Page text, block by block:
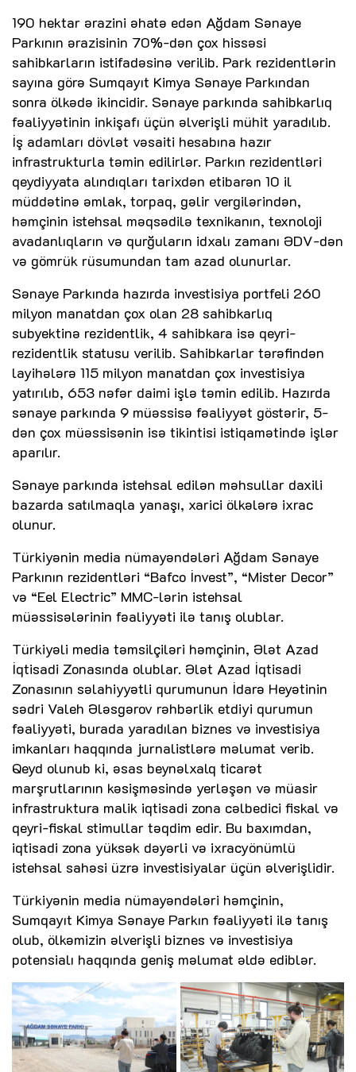
190 hektar ərazini əhatə edən Ağdam Sənaye
Parkının ərazisinin 70%-dən çox hissəsi
sahibkarların istifadəsinə verilib. Park rezidentlərin
sayına görə Sumqayıt Kimya Sənaye Parkından
sonra ölkədə ikincidir. Sənaye parkında sahibkarlıq
fəaliyyətinin inkişafı üçün əlverişli mühit yaradılıb.
İş adamları dövlət vəsaiti hesabına hazır
infrastrukturla təmin edilirlər. Parkın rezidentləri
qeydiyyata alındıqları tarixdən etibarən 10 il
müddətinə əmlak, torpaq, gəlir vergilərindən,
həmçinin istehsal məqsədilə texnikanın, texnoloji
avadanlıqların və qurğuların idxalı zamanı ƏDV-dən
və gömrük rüsumundan tam azad olunurlar.
Sənaye Parkında hazırda investisiya portfeli 260
milyon manatdan çox olan 28 sahibkarlıq
subyektinə rezidentlik, 4 sahibkara isə qeyri-
rezidentlik statusu verilib. Sahibkarlar tərəfindən
layihələrə 115 milyon manatdan çox investisiya
yatırılıb, 653 nəfər daimi işlə təmin edilib. Hazırda
sənaye parkında 9 müəssisə fəaliyyət göstərir, 5-
dən çox müəssisənin isə tikintisi istiqamətində işlər
aparılır.
Sənaye parkında istehsal edilən məhsullar daxili
bazarda satılmaqla yanaşı, xarici ölkələrə ixrac
olunur.
Türkiyənin media nümayəndələri Ağdam Sənaye
Parkının rezidentləri “Bafco İnvest”, “Mister Decor”
və “Eel Electric” MMC-lərin istehsal
müəssisələrinin fəaliyyəti ilə tanış olublar.
Türkiyəli media təmsilçiləri həmçinin, Ələt Azad
İqtisadi Zonasında olublar. Ələt Azad İqtisadi
Zonasının səlahiyyətli qurumunun İdarə Heyətinin
sədri Valeh Ələsgərov rəhbərlik etdiyi qurumun
fəaliyyəti, burada yaradılan biznes və investisiya
imkanları haqqında jurnalistlərə məlumat verib.
Qeyd olunub ki, əsas beynəlxalq ticarət
marşrutlarının kəsişməsində yerləşən və müasir
infrastruktura malik iqtisadi zona cəlbedici fiskal və
qeyri-fiskal stimullar təqdim edir. Bu baxımdan,
iqtisadi zona yüksək dəyərli və ixracyönümlü
istehsal sahəsi üzrə investisiyalar üçün əlverişlidir.
Türkiyənin media nümayəndələri həmçinin,
Sumqayıt Kimya Sənaye Parkın fəaliyyəti ilə tanış
olub, ölkəmizin əlverişli biznes və investisiya
potensialı haqqında geniş məlumat əldə ediblər.